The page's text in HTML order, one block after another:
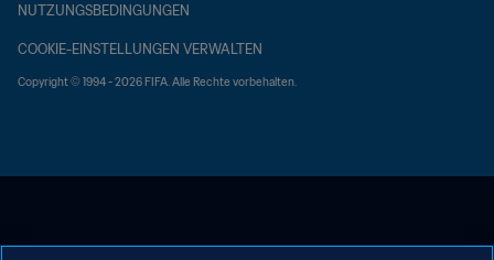
NUTZUNGSBEDINGUNGEN
COOKIE-EINSTELLUNGEN VERWALTEN
Copyright © 1994 - 2026 FIFA. Alle Rechte vorbehalten.